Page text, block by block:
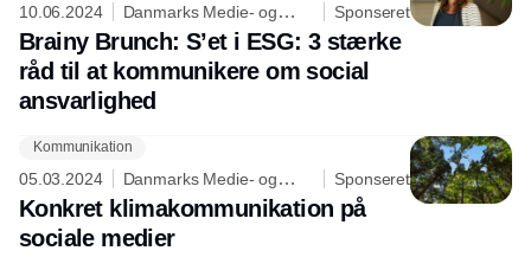
10.06.2024
Danmarks Medie- og
Journalisthøjskole
Sponseret
Brainy Brunch: S’et i ESG: 3 stærke
råd til at kommunikere om social
ansvarlighed
Kommunikation
05.03.2024
Danmarks Medie- og
Journalisthøjskole
Sponseret
Konkret klimakommunikation på
sociale medier